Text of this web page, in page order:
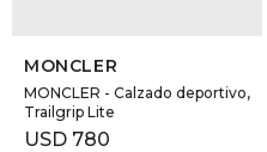
MONCLER
MONCLER - Calzado deportivo,
Trailgrip Lite
USD 780